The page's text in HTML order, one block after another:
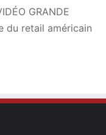
GRANDE
du retail américain